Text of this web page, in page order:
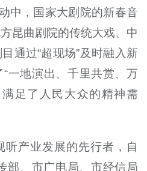
中，国家大剧院的新春音
昆曲剧院的传统大戏、中
通过“超现场”及时融入新
一地演出、千里共赏、万
足了人民大众的精神需
听产业发展的先行者，自
部、市广电局、市经信局